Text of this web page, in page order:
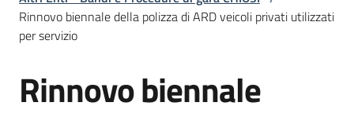
L'Agenzia
Bandi
e
Rinnovo biennale della polizza di ARD veicoli privati utilizzati
per servizio
Salta al contenuto
Rinnovo biennale